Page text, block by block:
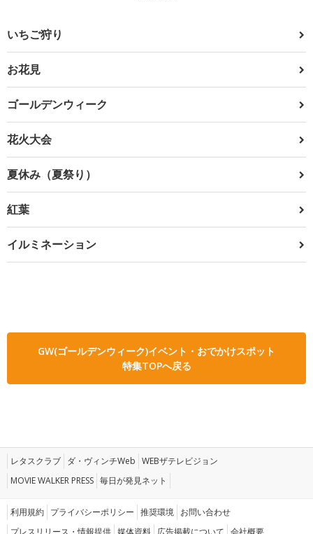
いちご狩り
お花見
ゴールデンウィーク
花火大会
夏休み（夏祭り）
紅葉
イルミネーション
GW(ゴールデンウィーク)イベント・おでかけスポット
特集TOPへ戻る
レタスクラブ ダ・ヴィンチWeb WEBザテレビジョン
MOVIE WALKER PRESS 毎日が発見ネット
利用規約 プライバシーポリシー 推奨環境 お問い合わせ
プレスリリース・情報提供 媒体資料 広告掲載について 会社概要